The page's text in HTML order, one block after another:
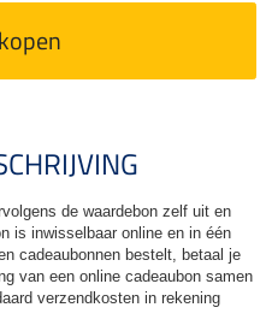
de waardebon zelf uit en
is inwisselbaar online en in één
cadeaubonnen bestelt, betaal je
van een online cadeaubon samen
verzendkosten in rekening